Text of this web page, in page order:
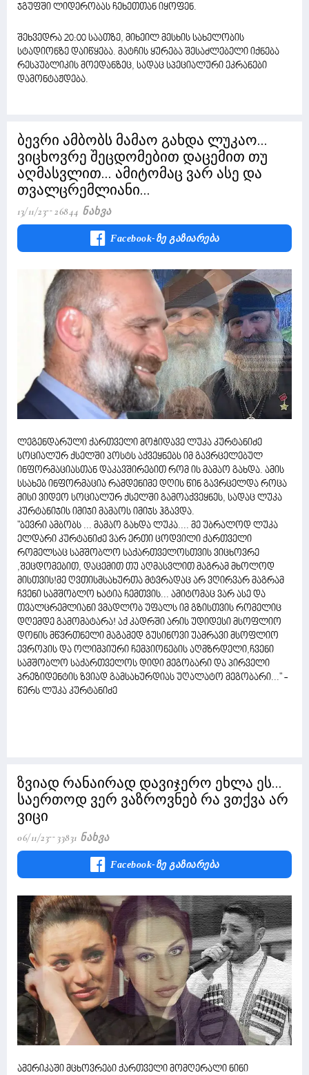
ჯგუფში ლიდერობას ჩეხეთთან იყოფენ.
შეხვედრა 20:00 საათზე, მიხეილ მესხის სახელობის
სტადიონზე დაიწყება. მატჩის ყურება შესაძლებელი იქნება
რესპუბლიკის მოედანზეც, სადაც სპეციალური ეკრანები
დამონტაჟდება.
ბევრი ამბობს მამაო გახდა ლუკაო...
ვიცხოვრე შეცდომებით დაცემით თუ
აღმასვლით... ამიტომაც ვარ ასე და
თვალცრემლიანი...
13/11/23 26844 Ნახვა
Facebook-Ზე Გაზიარება
ლეგენდარული ქართველი მოჭიდავე ლუკა კურტანიძე
სოციალურ ქსელში პოსტს აქვეყნებს იმ გავრცელებულ
ინფორმაციასთან დაკავშირებით რომ ის მამაო გახდა. ამის
სსახებ ინფორმაცია რამდენიმე დღის წინ გავრცელდა როცა
მისი ვიდეო სოციალურ ქსელში გამოაქვეყნეს, სადაც ლუკა
კურტანიჯის იმიჯი მამაოს იმიჯს ჰგავდა.
"ბევრი ამბობს ... მამაო გახდა ლუკა.... მე უბრალოდ ლუკა
ელდარი კურტანიძე ვარ ერთი ცოდვილი ქართველი
რომელსაც სამშობლო საქართველოსთვის ვიცხოვრე
,შეცდომებით, დაცემით თუ აღმასვლით მაგრამ მხოლოდ
მისთვის!მე ღვთისმსახურთა მტვრადაც არ ვღირვარ მაგრამ
ჩვენი სამშობლო ხატია ჩემთვის... ამიტომაც ვარ ასე და
თვალცრემლიანი ვმადლობ უფალს იმ გზისთვის რომელიც
დღემდე გამომატარა! აქ კადრში არის უდიდესი მსოფლიო
დონის მწვრთნელი მაგამედ გუსინოვი უამრავი მსოფლიო
ევროპის და ოლიმპიური ჩემპიონების აღმზრდელი,ჩვენი
სამშობლო საქართველოს დიდი მეგობარი და პირველი
პრეზიდენტის ზვიად გამსახურდიას უღალატო მეგობარი..." -
წერს ლუკა კურტანიძე
ზვიად რანაირად დავიჯერო ეხლა ეს...
საერთოდ ვერ ვაზროვნებ რა ვთქვა არ
ვიცი
06/11/23 33831 Ნახვა
Facebook-Ზე Გაზიარება
ამერიკაში მცხოვრები ქართველი მომღერალი ნინი